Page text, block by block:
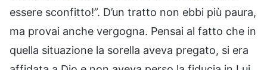
essere sconfitto!”. D’un tratto non ebbi più paura,
ma provai anche vergogna. Pensai al fatto che in
quella situazione la sorella aveva pregato, si era